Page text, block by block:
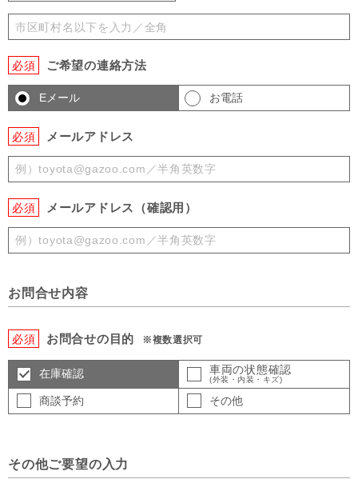
必須 ご希望の連絡方法
Eメール お電話
必須 メールアドレス
必須 メールアドレス（確認用）
お問合せ内容
必須 お問合せの目的 ※複数選択可
在庫確認 車両の状態確認
(外装・内装・キズ)
商談予約 その他
その他ご要望の入力